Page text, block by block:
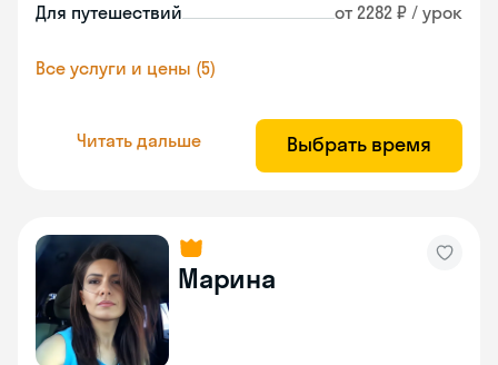
Для путешествий от 2282 ₽ / урок
Все услуги и цены (5)
Читать дальше Выбрать время
Марина